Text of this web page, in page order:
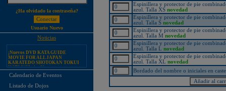
¿Ha olvidado la contraseña?
Usuario Nuevo
Noticias
Tarifas especiales para clubes, dojos
y asociaciones
¡Nuevos catálogos de Kamikaze!
¡Nuevo karategui Kamikaze
Premier-Kata-WKF REVERSIBLE,
Hombros bordados en rojo y azul!
MOVIE FOR ALL JAPAN
KARATEDO SHOTOKAN TOKUI
KATA VOL. 1 + 2!
¡Nuevo karategui Kamikaze K-One-
Hombros bordados en rojo y azul!
Calendario de Eventos
Listado de Dojos
Espinillera y protector de pie
azul. Talla XS novedad
Espinillera y protector de pie
azul. Talla S novedad
Espinillera y protector de pie
azul. Talla M novedad
Espinillera y protector de pie
azul. Talla L novedad
Espinillera y protector de pie
azul. Talla XL novedad
Bordado del nombre o iniciales en